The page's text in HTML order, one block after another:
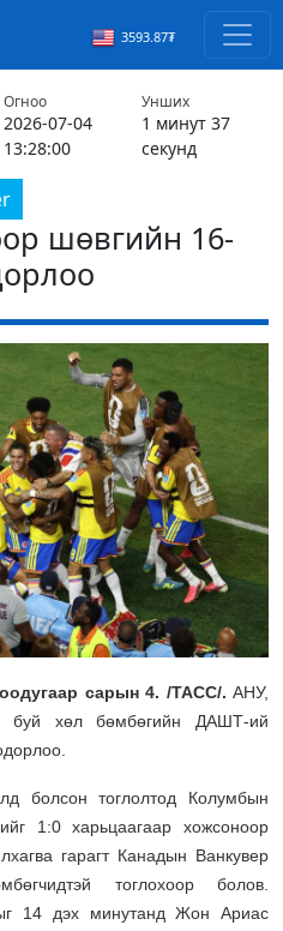
3593.87₮
Огноо
2026-07-04
13:28:00
Унших
1 минут 37
секунд
шөвгийн 16-
сарын 4. /ТАСС/. АНУ,
буй хөл бөмбөгийн ДАШТ-ий
болсон тоглолтод Колумбын
1:0 харьцаагаар хожсоноор
гарагт Канадын Ванкувер
тоглохоор болов.
14 дэх минутанд Жон Ариас